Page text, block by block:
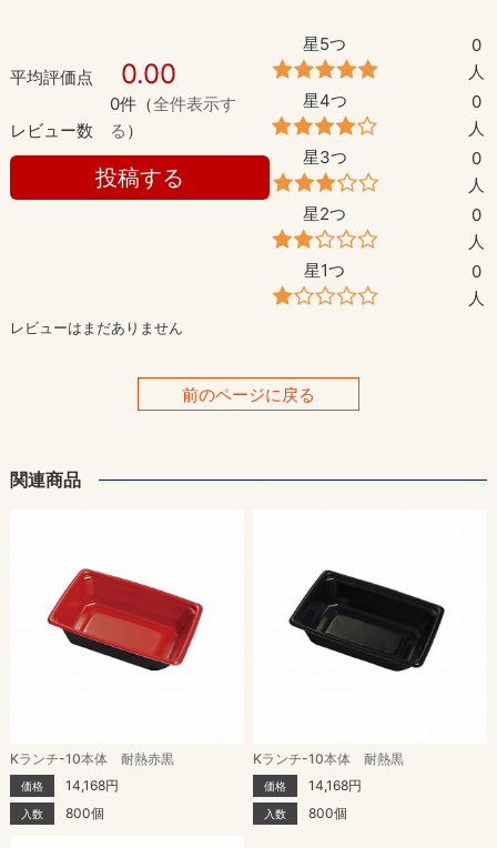
平均評価点 0.00
レビュー数
0件（全件表示す
る ）
投稿する
星5つ
0
人
星4つ
0
人
星3つ
0
人
星2つ
0
人
星1つ
0
人
レビューはまだありません
前のページに戻る
関連商品
Kランチ-10本体 耐熱赤黒
価格 14,168円
入数 800個
Kランチ-10本体 耐熱黒
価格 14,168円
入数 800個